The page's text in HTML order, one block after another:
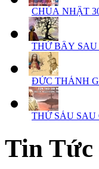
CHÚA NHẬT
THỨ BẨY SAU
ĐỨC THÁNH
THỨ SÁU SAU
Tin Tức